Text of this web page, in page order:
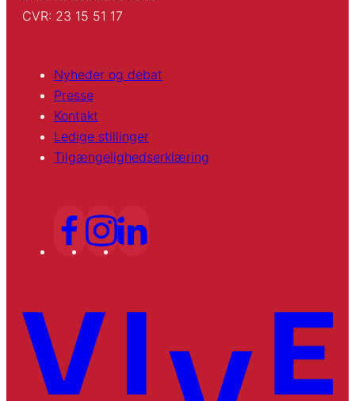
CVR: 23 15 51 17
Nyheder og debat
Presse
Kontakt
Ledige stillinger
Tilgængelighedserklæring